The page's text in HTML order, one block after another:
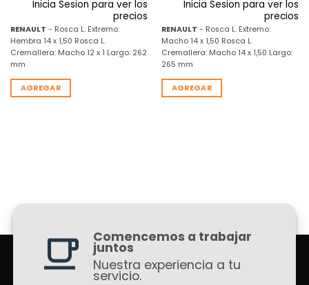
Inicia Sesion para ver los
precios
RENAULT - Rosca L. Extremo:
Hembra 14 x 1,50 Rosca L.
Cremallera: Macho 12 x 1 Largo: 262
mm
AGREGAR
Inicia Sesion para ver los
precios
RENAULT - Rosca L. Extremo:
Macho 14 x 1,50 Rosca L.
Cremallera: Macho 14 x 1,50 Largo:
265 mm
AGREGAR
Comencemos a trabajar
juntos
Nuestra experiencia a tu
servicio.